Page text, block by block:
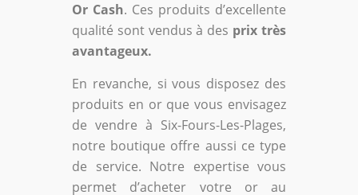
Or Cash. Ces produits d’excellente
qualité sont vendus à des prix très
avantageux.
En revanche, si vous disposez des
produits en or que vous envisagez
de vendre à Six-Fours-Les-Plages,
notre boutique offre aussi ce type
de service. Notre expertise vous
permet d’acheter votre or au